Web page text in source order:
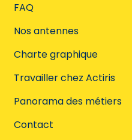
FAQ
Nos antennes
Charte graphique
Travailler chez Actiris
Panorama des métiers
Contact